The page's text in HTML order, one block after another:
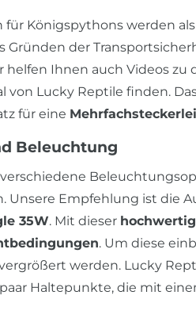
Königspythons werden
Gründen der
helfen Ihnen auch Videos zu
von Lucky Reptile finden.
für eine
Beleuchtung
Unsere Empfehlung ist die
35W. Mit dieser
. Um diese
werden. Lucky
Haltepunkte, die mit